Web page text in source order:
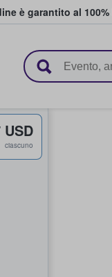
è garantito al 100%
USD
ciascuno